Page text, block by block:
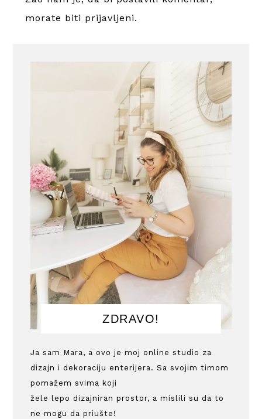
morate biti prijavljeni.
ZDRAVO!
Ja sam Mara, a ovo je moj online studio za
dizajn i dekoraciju enterijera. Sa svojim timom
pomažem svima koji
žele lepo dizajniran prostor, a mislili su da to
ne mogu da priušte!